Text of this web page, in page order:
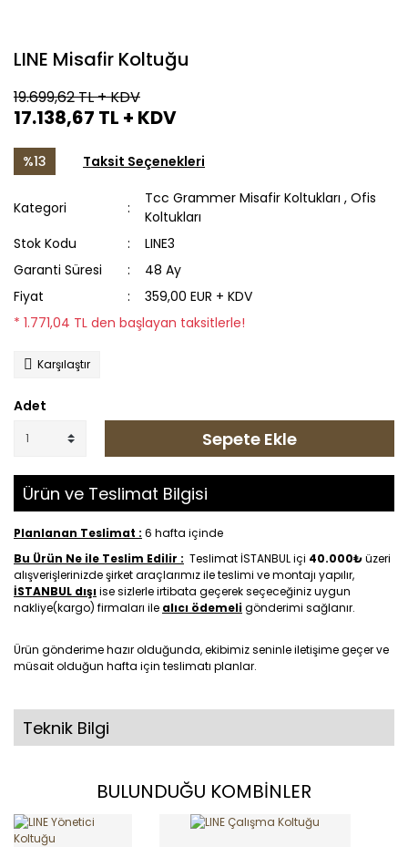
LINE Misafir Koltuğu
19.699,62 TL+ KDV
17.138,67 TL + KDV
%13 Taksit Seçenekleri
Kategori
Tcc Grammer Misafir Koltukları ,Ofis
Koltukları
Stok Kodu
LINE3
Garanti Süresi
48 Ay
Fiyat
359,00 EUR + KDV
* 1.771,04 TL den başlayan taksitlerle!
Karşılaştır
Adet
Sepete Ekle
Ürün ve Teslimat Bilgisi
Planlanan Teslimat : 6 hafta içinde
Bu Ürün Ne ile Teslim Edilir : Teslimat İSTANBUL içi 40.000₺üzeri
alışverişlerinizde şirket araçlarımız ile teslimi ve montajı yapılır,
İSTANBUL dışıise sizlerle irtibata geçerek seçeceğiniz uygun
nakliye(kargo) firmaları ile alıcı ödemeligönderimi sağlanır.
Ürün gönderime hazır olduğunda, ekibimiz seninle iletişime geçer ve
müsait olduğun hafta için teslimatı planlar.
Teknik Bilgi
BULUNDUĞU KOMBİNLER